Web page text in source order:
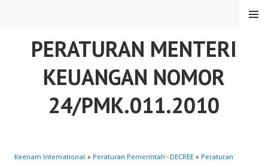
PERATURAN MENTERI
KEUANGAN NOMOR
24/PMK.011.2010
MENU
Keenam International » Peraturan Pemerintah - DECREE » Peraturan